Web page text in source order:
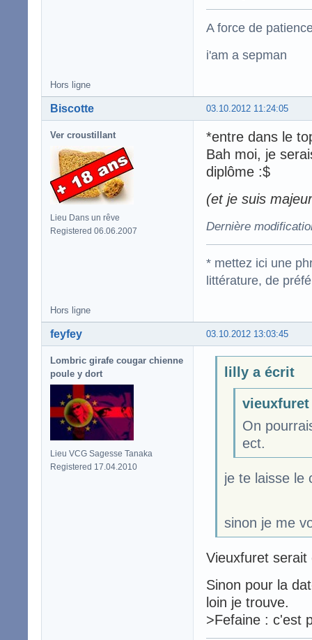
A force de
i'am a sepman
Hors ligne
03.10.2012 11:24:05
Biscotte
Ver croustillant
Lieu Dans un rêve
Registered 06.06.2007
*entre dans le
Bah moi, je
diplôme :$
(et je suis
Dernière
* mettez ici une
littérature, de
Hors ligne
03.10.2012 13:03:45
feyfey
Lombric girafe cougar chienne
poule y dort
Lieu VCG Sagesse Tanaka
Registered 17.04.2010
lilly a écrit
On
ect.
je te laisse le
sinon je me
Vieuxfuret
Sinon pour la
loin je trouve.
>Fefaine : c'est